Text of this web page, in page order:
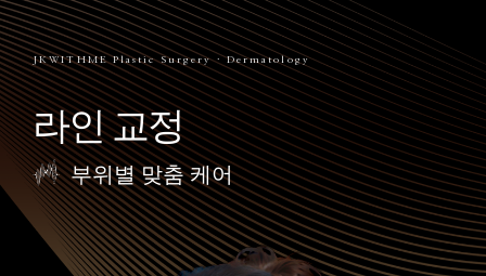
JKWITHME Plastic Surgery · Dermatology
라인 교정
부위별 맞춤 케어